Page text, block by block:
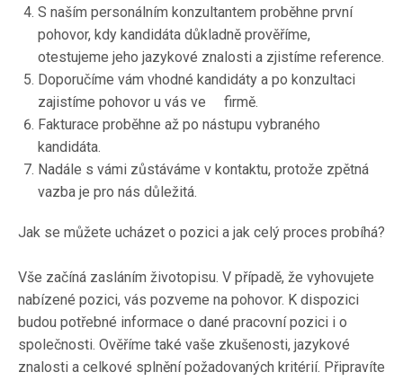
S naším personálním konzultantem proběhne první
pohovor, kdy kandidáta důkladně prověříme,
otestujeme jeho jazykové znalosti a zjistíme reference.
Doporučíme vám vhodné kandidáty a po konzultaci
zajistíme pohovor u vás ve firmě.
Fakturace proběhne až po nástupu vybraného
kandidáta.
Nadále s vámi zůstáváme v kontaktu, protože zpětná
vazba je pro nás důležitá.
Jak se můžete ucházet o pozici a jak celý proces probíhá?
Vše začíná zasláním životopisu. V případě, že vyhovujete
nabízené pozici, vás pozveme na pohovor. K dispozici
budou potřebné informace o dané pracovní pozici i o
společnosti. Ověříme také vaše zkušenosti, jazykové
znalosti a celkové splnění požadovaných kritérií. Připravíte